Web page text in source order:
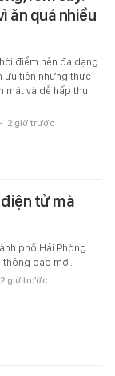
ăn quá nhiều
điểm nên đa dạng
ưu tiên những thực
mát và dễ hấp thu
- 2 giờ trước
tử mà
phố Hải Phòng
báo mới.
2 giờ trước